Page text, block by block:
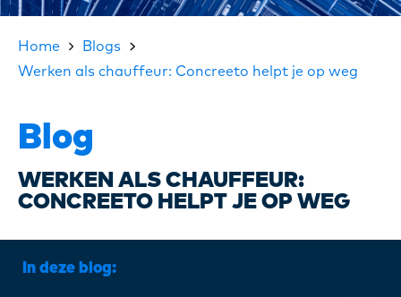
Over
Home
Blogs
Werken als chauffeur: Concreeto helpt je op weg
Blog
WERKEN ALS CHAUFFEUR:
CONCREETO HELPT JE OP WEG
In deze blog: